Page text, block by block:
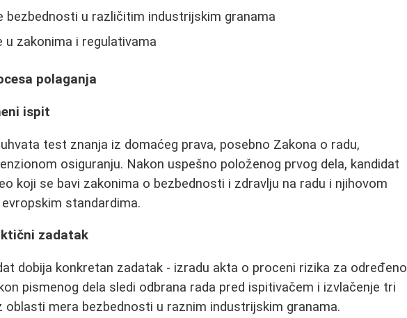
bezbednosti u različitim industrijskim granama
u zakonima i regulativama
polaganja
ispit
test znanja iz domaćeg prava, posebno Zakona o radu,
osiguranju. Nakon uspešno položenog prvog dela, kandidat
koji se bavi zakonima o bezbednosti i zdravlju na radu i njihovom
standardima.
zadatak
dobija konkretan zadatak - izradu akta o proceni rizika za određeno
pismenog dela sledi odbrana rada pred ispitivačem i izvlačenje tri
oblasti mera bezbednosti u raznim industrijskim granama.